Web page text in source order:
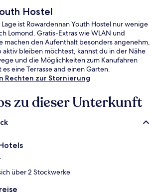
Hostel
ist Rowardennan Youth Hostel nur wenige
Lomond. Gratis-Extras wie WLAN und
machen den Aufenthalt besonders angenehm,
aktiv bleiben möchtest, kannst du in der Nähe
und die Möglichkeiten zum Kanufahren
eine Terrasse and einen Garten.
Rechten zur Stornierung
zu dieser Unterkunft
über 2 Stockwerke